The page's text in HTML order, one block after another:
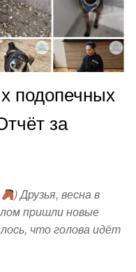
подопечных
за
) Друзья, весна в
пришли новые
что голова идёт